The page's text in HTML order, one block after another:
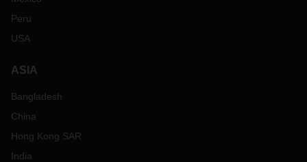
Peru
USA
ASIA
Bangladesh
China
Hong Kong SAR
India